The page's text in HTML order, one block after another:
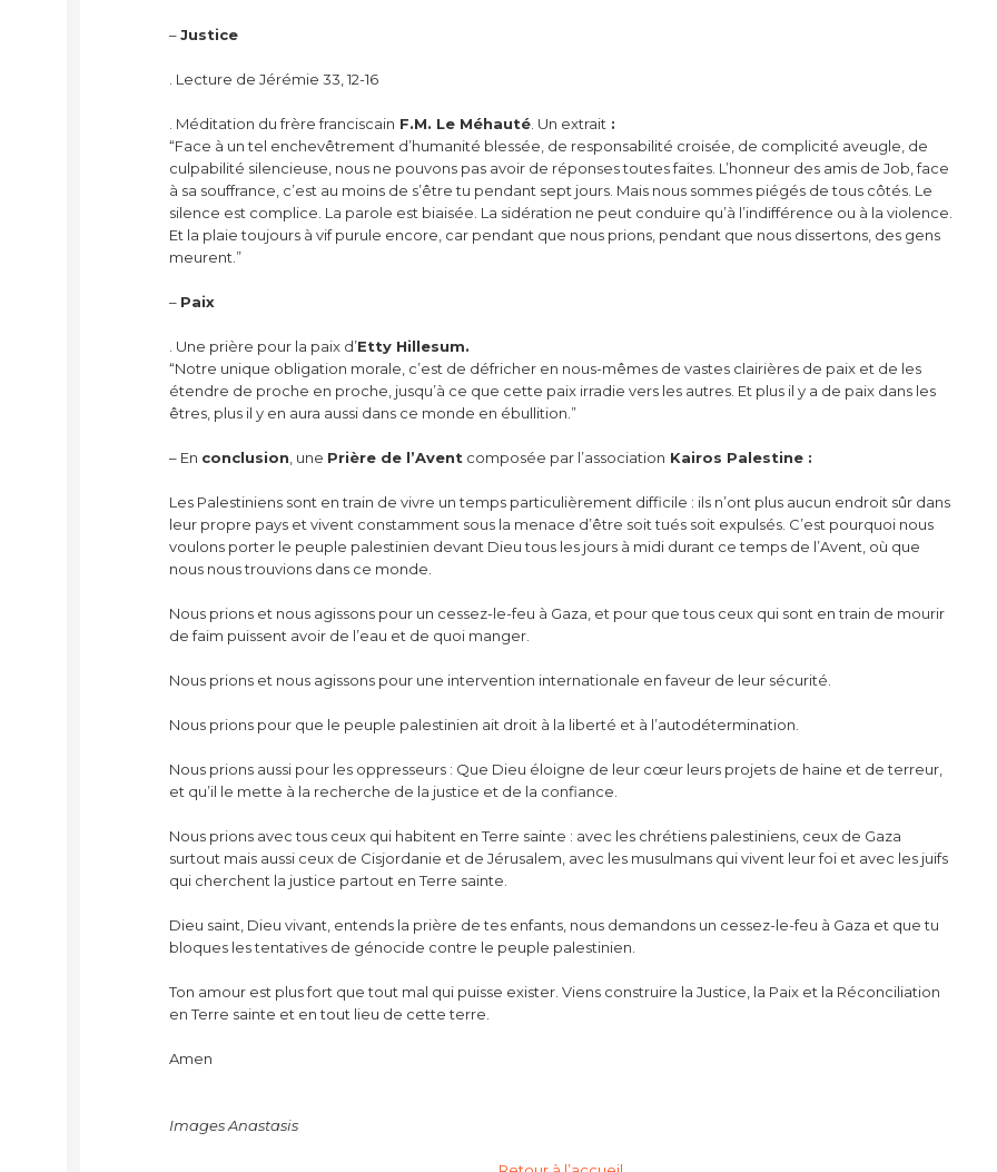
–Justice
. Lecture de Jérémie 33, 12-16
. Méditation du frère franciscain F.M. Le Méhauté . Un extrait :
“Face à un tel enchevêtrement d’humanité blessée, de responsabilité croisée, de complicité aveugle, de
culpabilité silencieuse, nous ne pouvons pas avoir de réponses toutes faites. L’honneur des amis de Job, face
à sa souffrance, c’est au moins de s’être tu pendant sept jours. Mais nous sommes piégés de tous côtés. Le
silence est complice. La parole est biaisée. La sidération ne peut conduire qu’à l’indifférence ou à la violence.
Et la plaie toujours à vif purule encore, car pendant que nous prions, pendant que nous dissertons, des gens
meurent.”
– Paix
. Une prière pour la paix d’Etty Hillesum.
“Notre unique obligation morale, c’est de défricher en nous-mêmes de vastes clairières de paix et de les
étendre de proche en proche, jusqu’à ce que cette paix irradie vers les autres. Et plus il y a de paix dans les
êtres, plus il y en aura aussi dans ce monde en ébullition.”
– En conclusion , une Prière de l’Avent composée par l’association Kairos Palestine :
Les Palestiniens sont en train de vivre un temps particulièrement difficile : ils n’ont plus aucun endroit sûr dans
leur propre pays et vivent constamment sous la menace d’être soit tués soit expulsés. C’est pourquoi nous
voulons porter le peuple palestinien devant Dieu tous les jours à midi durant ce temps de l’Avent, où que
nous nous trouvions dans ce monde.
Nous prions et nous agissons pour un cessez-le-feu à Gaza, et pour que tous ceux qui sont en train de mourir
de faim puissent avoir de l’eau et de quoi manger.
Nous prions et nous agissons pour une intervention internationale en faveur de leur sécurité.
Nous prions pour que le peuple palestinien ait droit à la liberté et à l’autodétermination.
Nous prions aussi pour les oppresseurs : Que Dieu éloigne de leur cœur leurs projets de haine et de terreur,
et qu’il le mette à la recherche de la justice et de la confiance.
Nous prions avec tous ceux qui habitent en Terre sainte : avec les chrétiens palestiniens, ceux de Gaza
surtout mais aussi ceux de Cisjordanie et de Jérusalem, avec les musulmans qui vivent leur foi et avec les juifs
qui cherchent la justice partout en Terre sainte.
Dieu saint, Dieu vivant, entends la prière de tes enfants, nous demandons un cessez-le-feu à Gaza et que tu
bloques les tentatives de génocide contre le peuple palestinien.
Ton amour est plus fort que tout mal qui puisse exister. Viens construire la Justice, la Paix et la Réconciliation
en Terre sainte et en tout lieu de cette terre.
Amen
Images Anastasis